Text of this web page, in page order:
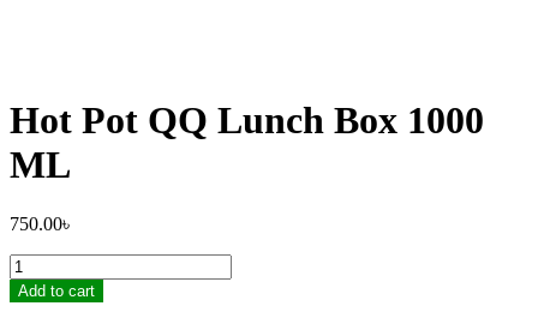
Hot Pot QQ Lunch Box 1000
ML
750.00৳
Hot
Pot
QQ
Add to cart